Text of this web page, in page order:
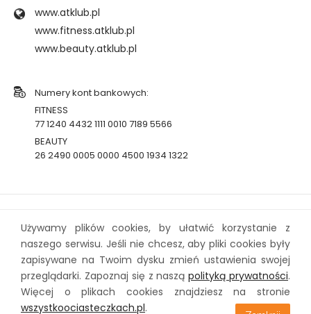
www.atklub.pl
www.fitness.atklub.pl
www.beauty.atklub.pl
Numery kont bankowych:
FITNESS
77 1240 4432 1111 0010 7189 5566
BEAUTY
26 2490 0005 0000 4500 1934 1322
2017 © ATklub fitness & beauty – wszystkie prawa zastrzeżone
Używamy plików cookies, by ułatwić korzystanie z
naszego serwisu. Jeśli nie chcesz, aby pliki cookies były
zapisywane na Twoim dysku zmień ustawienia swojej
przeglądarki. Zapoznaj się z nasząpolityką prywatności.
Więcej o plikach cookies znajdziesz na stronie
wszystkoociasteczkach.pl.